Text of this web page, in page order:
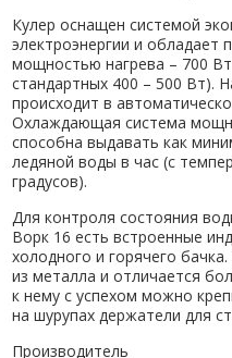
Кулер оснащен системой
электроэнергии и обладает
мощностью нагрева – 700
стандартных 400 – 500 Вт).
происходит в
Охлаждающая система
способна выдавать как
ледяной воды в час (с
градусов).
Для контроля состояния
Ворк 16 есть встроенные
холодного и горячего
из металла и отличается
к нему с успехом можно
на шурупах держатели для
Производитель